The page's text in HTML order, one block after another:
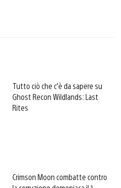
Tutto ciò che c’è da sapere su
Ghost Recon Wildlands: Last
Rites
Crimson Moon combatte contro